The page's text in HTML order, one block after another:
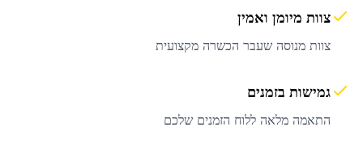
צוות מיומן ואמין
צוות מנוסה שעבר הכשרה מקצועית
גמישות בזמנים
התאמה מלאה ללוח הזמנים שלכם